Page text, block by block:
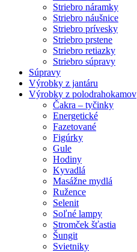
Striebro náramky
Striebro náušnice
Striebro prívesky
Striebro prstene
Striebro retiazky
Striebro súpravy
Súpravy
Výrobky z jantáru
Výrobky z polodrahokamov
Čakra – tyčinky
Energetické
Fazetované
Figúrky
Gule
Hodiny
Kyvadlá
Masážne mydlá
Ružence
Selenit
Soľné lampy
Stromček šťastia
Šungit
Svietniky